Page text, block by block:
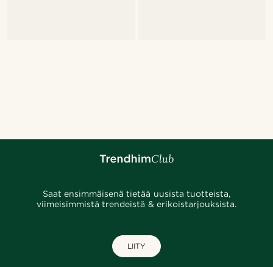
Saat ensimmäisenä tietää uusista tuotteista,
viimeisimmistä trendeistä & erikoistarjouksista.
LIITY